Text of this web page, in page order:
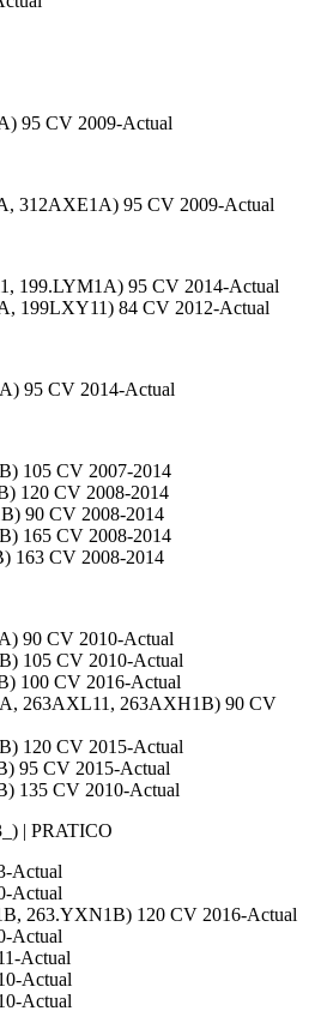
95 CV 2009-Actual
312AXE1A) 95 CV 2009-Actual
199.LYM1A) 95 CV 2014-Actual
199LXY11) 84 CV 2012-Actual
95 CV 2014-Actual
105 CV 2007-2014
120 CV 2008-2014
90 CV 2008-2014
165 CV 2008-2014
163 CV 2008-2014
90 CV 2010-Actual
105 CV 2010-Actual
100 CV 2016-Actual
263AXL11, 263AXH1B) 90 CV
120 CV 2015-Actual
95 CV 2015-Actual
135 CV 2010-Actual
| PRATICO
Actual
Actual
263.YXN1B) 120 CV 2016-Actual
Actual
Actual
Actual
Actual